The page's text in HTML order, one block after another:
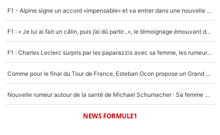
F1 - Alpine signe un accord «impensable» et va entrer dans une nouvelle dimension : Grande nouvelle pour Pierre Gasly !
F1 : « Je lui ai fait un câlin, puis j’ai dû partir...», le témoignage émouvant de Max Verstappen sur sa fille
F1 : Charles Leclerc surpris par les paparazzis avec sa femme, les rumeurs étaient vraies !
Comme pour le final du Tour de France, Esteban Ocon propose un Grand Prix de Formule 1 à Paris : «Autour de l’Arc de Triomphe, ce serait génial» !
Nouvelle rumeur autour de la santé de Michael Schumacher : Sa femme Corinna sort du silence
NEWS FORMULE1